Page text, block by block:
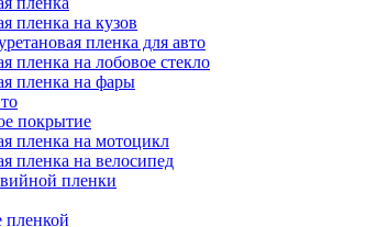
пленка на кузов
пленка для авто
пленка на лобовое стекло
пленка на фары
покрытие
пленка на мотоцикл
пленка на велосипед
пленки
пленкой